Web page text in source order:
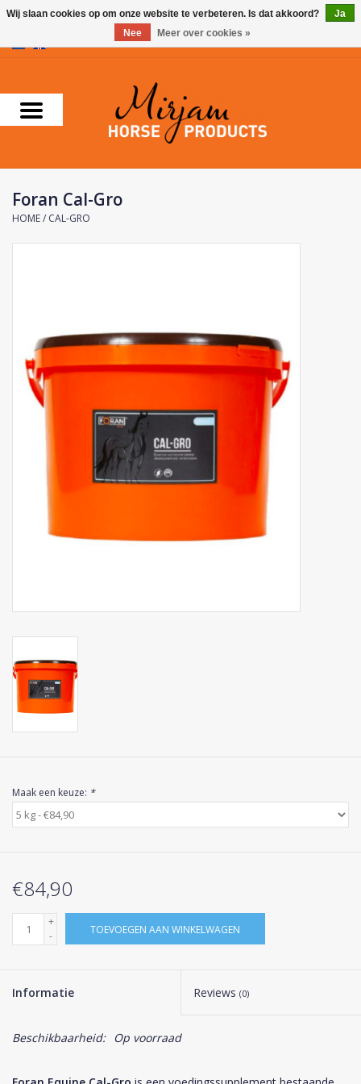
Supplementen
Verzorgingsproducten
Farnam
Carr & Day & Martin
Phytovet
Kenniscentrum
Foran Cal-Gro
HOME/ CAL-GRO
Maak een keuze: *
€84,90
+
-
TOEVOEGEN AAN WINKELWAGEN
Informatie Reviews (0)
Beschikbaarheid: Op voorraad
Wij slaan cookies op om onze website te verbeteren. Is dat akkoord?
Ja
Nee
Meer over cookies »